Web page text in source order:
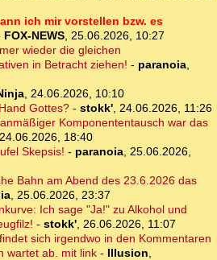
ich mir vorstellen bzw. es
FOX-NEWS 25.06.2026, 10:27
wieder die gleichen
in Betracht ziehen! - paranoia
, 24.06.2026, 10:10
Gottes?- stokk', 24.06.2026, 11:26
Komponententausch war das
24.06.2026, 18:40
Skepsis! - paranoia, 25.06.2026,
Bahn am Abend des 23.6.2026 das
25.06.2026, 23:37
Ich sage "Ja!" zu Alkohol und
- stokk' 26.06.2026, 11:07
sich irgendwo in den Kommentaren
wartet ab. mit link - Illusion